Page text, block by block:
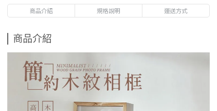
商品介紹 規格說明 運送方式
商品介紹